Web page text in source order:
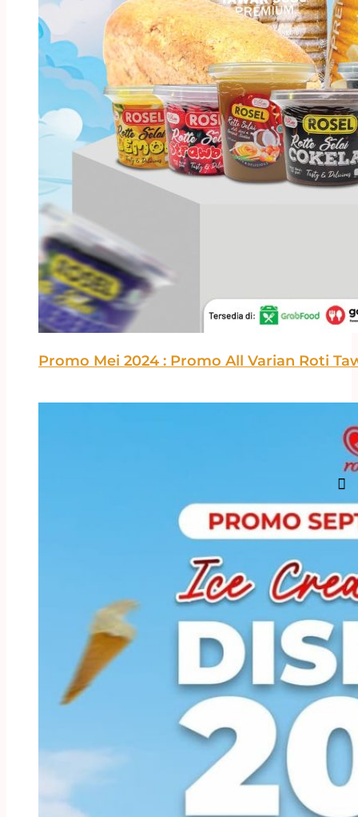
Promo Mei 2024 : Promo All Varian Roti